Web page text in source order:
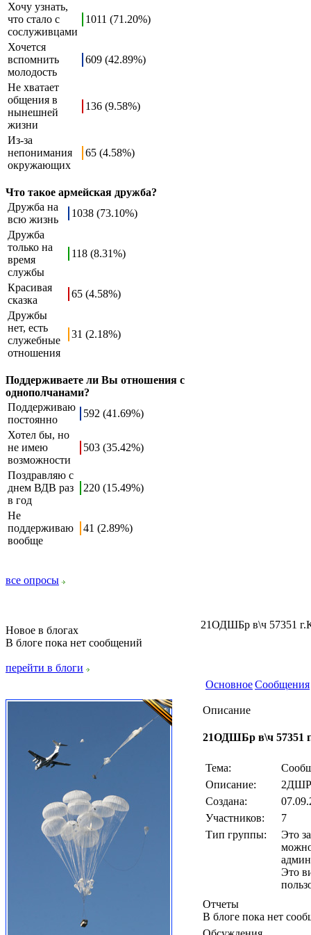
Хочу узнать,
что стало с
сослуживцами
1011 (71.20%)
Хочется
вспомнить
молодость
609 (42.89%)
Не хватает
общения в
нынешней
жизни
136 (9.58%)
Из-за
непонимания
окружающих
65 (4.58%)
Что такое армейская дружба?
Дружба на
всю жизнь
1038 (73.10%)
Дружба
только на
время
службы
118 (8.31%)
Красивая
сказка
65 (4.58%)
Дружбы
нет, есть
служебные
отношения
31 (2.18%)
Поддерживаете ли Вы отношения с
однополчанами?
Поддерживаю
постоянно
592 (41.69%)
Хотел бы, но
не имею
возможности
503 (35.42%)
Поздравляю с
днем ВДВ раз
в год
220 (15.49%)
Не
поддерживаю
вообще
41 (2.89%)
все опросы
Новое в блогах
В блоге пока нет сообщений
перейти в блоги
21ОДШБр в\ч 57351
ОсновноеСообщения
Описание
21ОДШБр в\ч 57351
Тема:
Описание:
2ДШР
Создана:
Участников:
7
Тип группы:
Это
Это
Отчеты
В блоге пока нет